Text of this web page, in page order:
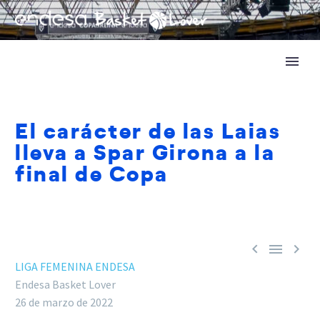
El carácter de las Laias
lleva a Spar Girona a la
final de Copa
  
LIGA FEMENINA ENDESA
Endesa Basket Lover
26 de marzo de 2022